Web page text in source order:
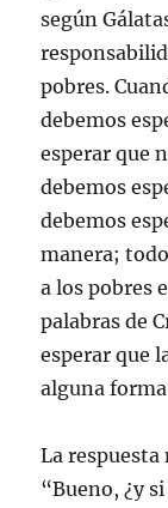
según
pobres.
debemos
esperar que
debemos
debemos
manera;
a los pobres
palabras de
esperar que
alguna
La respuesta
“Bueno, ¿y